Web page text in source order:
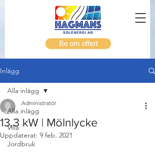
Be om offert
Inlägg
Alla inlägg
Villa
Jordbruk
Alla inlägg
13,3 kW | Mölnlycke
Administratör
Uppdaterat: 9 feb. 2021